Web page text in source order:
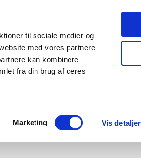
til sociale medier og
med vores partnere
kan kombinere
fra din brug af deres
Marketing Vis detaljer